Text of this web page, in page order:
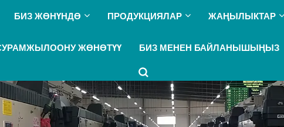
БИЗ ЖӨНҮНДӨ ПРОДУКЦИЯЛАР ЖАҢЫЛЫКТАР
ЖӨНӨТҮҮ БИЗ МЕНЕН БАЙЛАНЫШЫҢЫЗ